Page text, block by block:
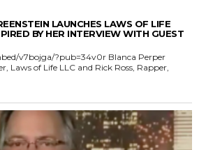
LAUNCHES LAWS OF LIFE
BY HER INTERVIEW WITH GUEST
v7bojga/?pub=34v0r Blanca Perper
Laws of Life LLC and Rick Ross, Rapper,